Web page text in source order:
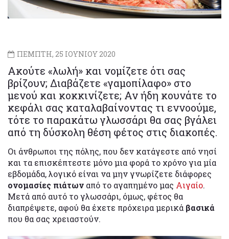
ΠΕΜΠΤΗ, 25 ΙΟΥΝΙΟΥ 2020
Ακούτε «λωλή» και νομίζετε ότι σας
βρίζουν; Διαβάζετε «γαμοπίλαφο» στο
μενού και κοκκινίζετε; Αν ήδη κουνάτε το
κεφάλι σας καταλαβαίνοντας τι εννοούμε,
τότε το παρακάτω γλωσσάρι θα σας βγάλει
από τη δύσκολη θέση φέτος στις διακοπές.
Οι άνθρωποι της πόλης, που δεν κατάγεστε από νησί
και τα επισκέπτεστε μόνο μια φορά το χρόνο για μία
εβδομάδα, λογικό είναι να μην γνωρίζετε διάφορες
ονομασίες πιάτων από το αγαπημένο μας Αιγαίο.
Μετά από αυτό το γλωσσάρι, όμως, φέτος θα
διαπρέψετε, αφού θα έχετε πρόχειρα μερικά βασικά
που θα σας χρειαστούν.